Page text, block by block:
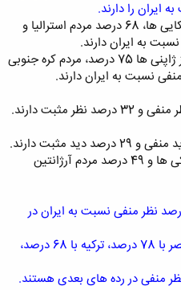
ایران را دارند.
70 درصد مردم کانادا، 69 درصد آمریکایی ها، 68 درصد مردم استرالیا و
در میان کشورهای مهم شرق آسیا نیز ژاپنی ها 75 درصد، مردم کره جنوبی
درصد مردم روسیه نسبت به ایران نظر منفی و 32 درصد نظر مثبت دارند.
مثبت دارند.
72 درصد برزیلی ها، 52 درصد مکزیکی ها و 49 درصد مردم آرژانتین
کشورهای اسلامی اردن با 81 درصد نظر منفی نسبت به ایران در
دارد و پس از این کشور کشورهای مصر با 78 درصد، ترکیه با 68 درصد،